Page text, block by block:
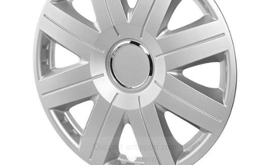
Doppelt antippen zum
vergrößern